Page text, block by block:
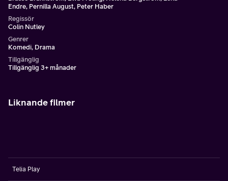
Endre, Pernilla August, Peter Haber
Regissör
Colin Nutley
Genrer
Komedi, Drama
Tillgänglig
Tillgänglig 3+ månader
Liknande filmer
Telia Play